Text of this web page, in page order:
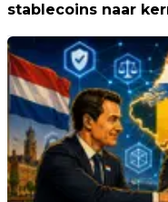
stablecoins naar